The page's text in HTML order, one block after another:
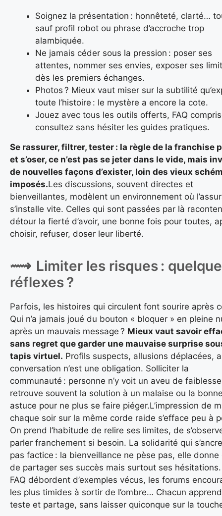
Soignez la présentation : honnêteté, clarté…
sauf profil robot ou phrase d’accroche trop
alambiquée.
Ne jamais céder sous la pression : poser ses
attentes, nommer ses envies, exposer ses
dès les premiers échanges.
Photos ? Mieux vaut miser sur la subtilité
toute l’histoire : le mystère a encore la cote.
Jouez avec tous les outils offerts, FAQ
consultez sans hésiter les guides pratiques.
Se rassurer, filtrer, tester : la règle de la franchise
et s’oser, ce n’est pas se jeter dans le vide, mais
de nouvelles façons d’exister, loin des vieux
imposés.Les discussions, souvent directes et
bienveillantes, modèlent un environnement où
s’installe vite. Celles qui sont passées par là
détour la fierté d’avoir, une bonne fois pour toutes,
choisir, refuser, doser leur liberté.
Limiter les risques :
réflexes ?
Parfois, les histoires qui circulent font sourire après
Qui n’a jamais joué du bouton « bloquer » en pleine
après un mauvais message ? Mieux vaut savoir
sans regret que garder une mauvaise surprise
tapis virtuel. Profils suspects, allusions déplacées,
conversation n’est une obligation. Solliciter la
communauté : personne n’y voit un aveu de
retrouve souvent la solution à un malaise ou la
astuce pour ne plus se faire piéger.L’impression de
chaque soir sur la même corde raide s’efface peu à
On prend l’habitude de relire ses limites, de
parler franchement si besoin. La solidarité qui s’ancre
pas factice : la bienveillance ne pèse pas, elle donne
de partager ses succès mais surtout ses
FAQ débordent d’exemples vécus, les forums
les plus timides à sortir de l’ombre… Chacun
teste et partage, sans laisser quiconque sur la